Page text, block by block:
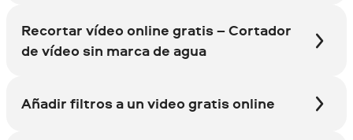
Recortar vídeo online gratis – Cortador
de vídeo sin marca de agua
Añadir filtros a un video gratis online